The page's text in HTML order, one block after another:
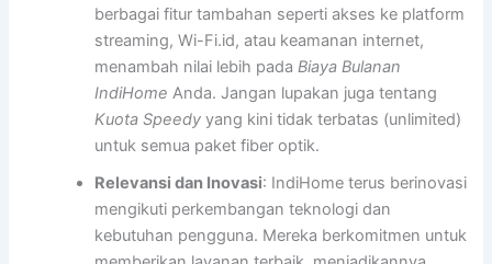
berbagai fitur tambahan seperti akses ke platform
streaming, Wi-Fi.id, atau keamanan internet,
menambah nilai lebih padaBiaya Bulanan
IndiHome Anda. Jangan lupakan juga tentang
Kuota Speedy yang kini tidak terbatas (unlimited)
untuk semua paket fiber optik.
Relevansi dan Inovasi: IndiHome terus berinovasi
mengikuti perkembangan teknologi dan
kebutuhan pengguna. Mereka berkomitmen untuk